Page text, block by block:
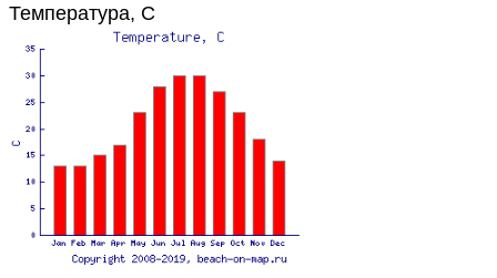
Температура, C